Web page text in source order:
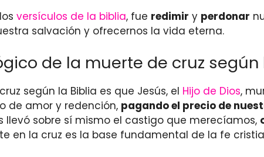
versículos de la biblia, fue redimir y perdonar
salvación y ofrecernos la vida eterna.
de la muerte de cruz según
según la Biblia es que Jesús, el Hijo de Dios,
de amor y redención, pagando el precio de
llevó sobre sí mismo el castigo que merecíamos,
en la cruz es la base fundamental de la fe